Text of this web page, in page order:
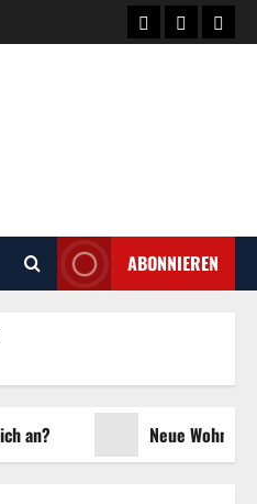
WissenÜber
ABONNIEREN
Neue